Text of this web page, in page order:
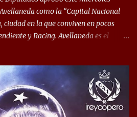
como la “Capital Nacional
en la que conviven en pocos
y Racing. Avellaneda es el
distancian solo 150 metros. Por ello
de los más picantes del fútbol
parte Arsenal, equipo que
del fútbol local durante muchos